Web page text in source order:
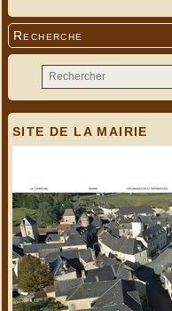
Recherche
SITE DE LA MAIRIE